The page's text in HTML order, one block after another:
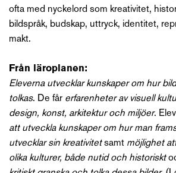
ofta med nyckelord som kreativitet,
bildspråk, budskap, uttryck, identitet,
makt.
Från läroplanen:
Eleverna utvecklar kunskaper om hur
tolkas. De får erfarenheter av visuell
design, konst, arkitektur och miljöer.
att utveckla kunskaper om hur man
utvecklar sin kreativitetsamt möjlighet
olika kulturer, både nutid och historiskt